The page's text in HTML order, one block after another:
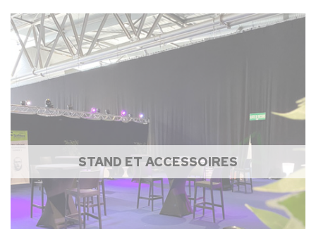
STAND ET ACCESSOIRES